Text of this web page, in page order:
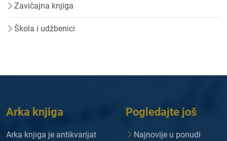
Zavičajna knjiga
Škola i udžbenici
Arka knjiga
Arka knjiga je antikvarijat
Pogledajte još
Najnovije u ponudi